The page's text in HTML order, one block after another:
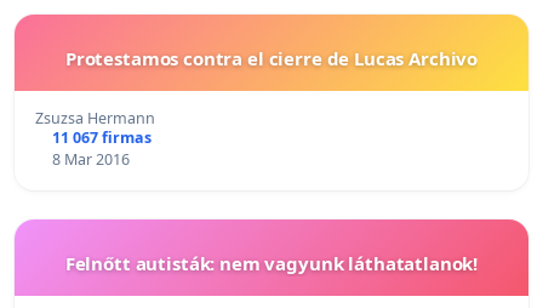
Protestamos contra el cierre de Lucas Archivo
Zsuzsa Hermann
11 067 firmas
8 Mar 2016
Felnőtt autisták: nem vagyunk láthatatlanok!